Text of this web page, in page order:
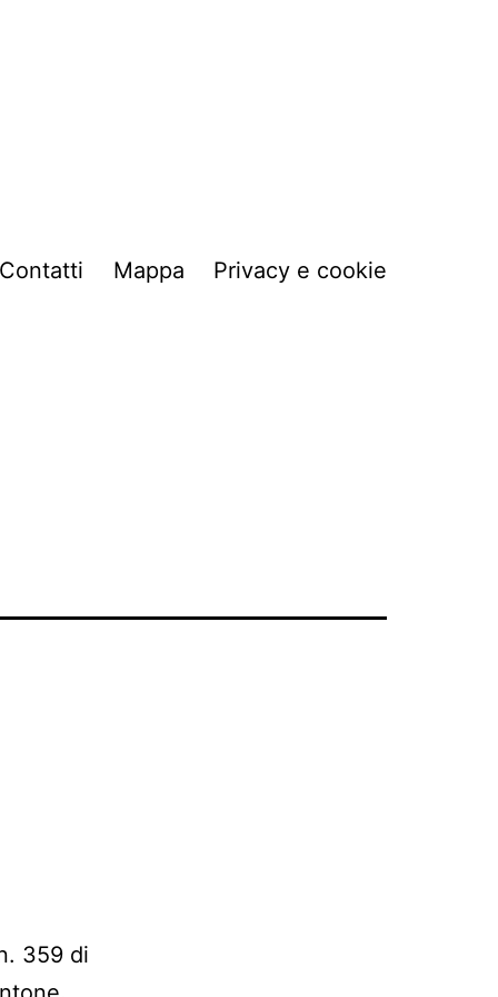
Contatti Mappa Privacy e cookie
359 di